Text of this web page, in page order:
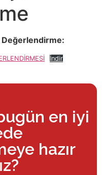
Değerlendirme:
İndir
bugün en iyi
hazır